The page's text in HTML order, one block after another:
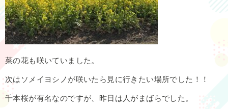
菜の花も咲いていました。
次はソメイヨシノが咲いたら見に行きたい場所でした！！
千本桜が有名なのですが、昨日は人がまばらでした。